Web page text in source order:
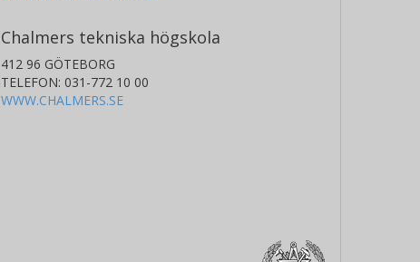
Chalmers tekniska högskola
412 96 GÖTEBORG
TELEFON: 031-772 10 00
WWW.CHALMERS.SE